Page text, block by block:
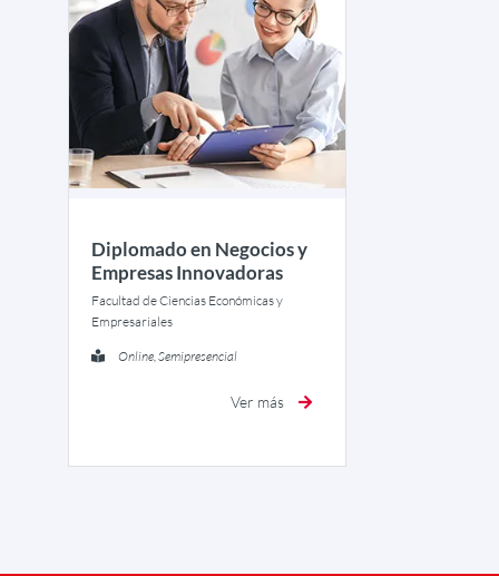
Diplomado en Negocios y
Empresas Innovadoras
Facultad de Ciencias Económicas y
Empresariales
Online, Semipresencial
Ver más